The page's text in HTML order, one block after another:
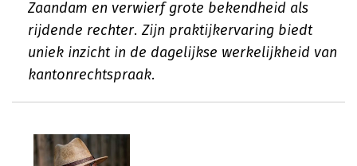
Zaandam en verwierf grote bekendheid als
rijdende rechter. Zijn praktijkervaring biedt
uniek inzicht in de dagelijkse werkelijkheid van
kantonrechtspraak.